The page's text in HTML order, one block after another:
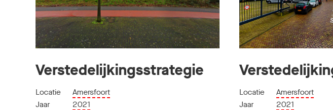
Verstedelijkingsstrategie
Locatie
Amersfoort
Jaar
2021
Locatie
Amersfoort
Jaar
2021